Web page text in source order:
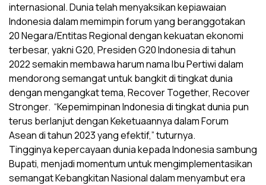
internasional. Dunia telah menyaksikan kepiawaian
Indonesia dalam memimpin forum yang beranggotakan
20 Negara/Entitas Regional dengan kekuatan ekonomi
terbesar, yakni G20, Presiden G20 Indonesia di tahun
2022 semakin membawa harum nama Ibu Pertiwi dalam
mendorong semangat untuk bangkit di tingkat dunia
dengan mengangkat tema, Recover Together, Recover
Stronger. “Kepemimpinan Indonesia di tingkat dunia pun
terus berlanjut dengan Keketuaannya dalam Forum
Asean di tahun 2023 yang efektif,” tuturnya.
Tingginya kepercayaan dunia kepada Indonesia sambung
Bupati, menjadi momentum untuk mengimplementasikan
semangat Kebangkitan Nasional dalam menyambut era